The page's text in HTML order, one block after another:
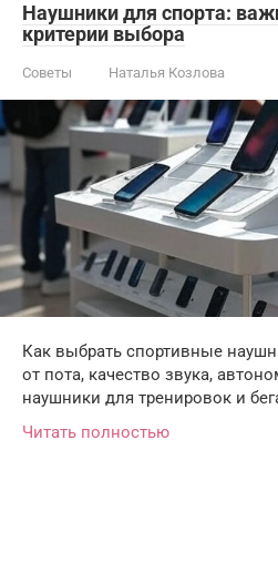
Наушники для спорта:
критерии выбора
Советы Наталья Козлова
Как выбрать спортивные
от пота, качество звука,
наушники для тренировок и
Читать полностью